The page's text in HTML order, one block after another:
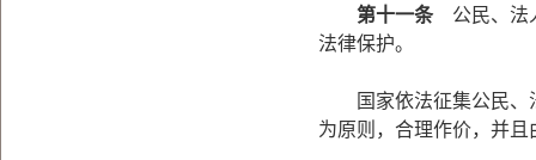
第十一条公民、法
法律保护。
国家依法征集公民、
为原则，合理作价，并